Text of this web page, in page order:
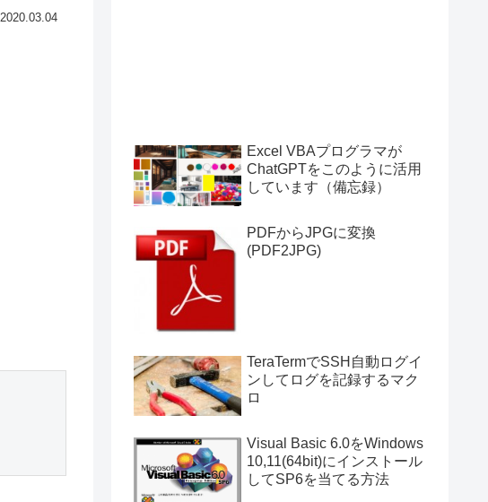
2020.03.04
Excel VBAプログラマが
ChatGPTをこのように活用
しています（備忘録）
PDFからJPGに変換
(PDF2JPG)
TeraTermでSSH自動ログイ
ンしてログを記録するマク
ロ
Visual Basic 6.0をWindows
10,11(64bit)にインストール
してSP6を当てる方法